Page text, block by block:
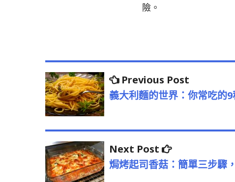
險。
文
章
導
覽
Previous Post
post:
義大利麵的世界：你常吃的
Next Post
Next
post:
焗烤起司香菇：簡單三步驟